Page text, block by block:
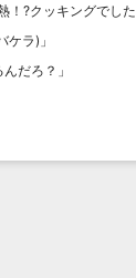
！?クッキングでした
ケラ) 」
だろ？ 」